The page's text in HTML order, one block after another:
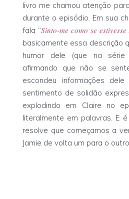
livro me chamou atenção
durante o episódio. Em sua
fala “Sinto-me como se
basicamente essa descrição
humor dele (que na
afirmando que não se
escondeu informações
sentimento de solidão
explodindo em Claire no
literalmente em palavras. E
resolve que começamos a
Jamie de volta um para o